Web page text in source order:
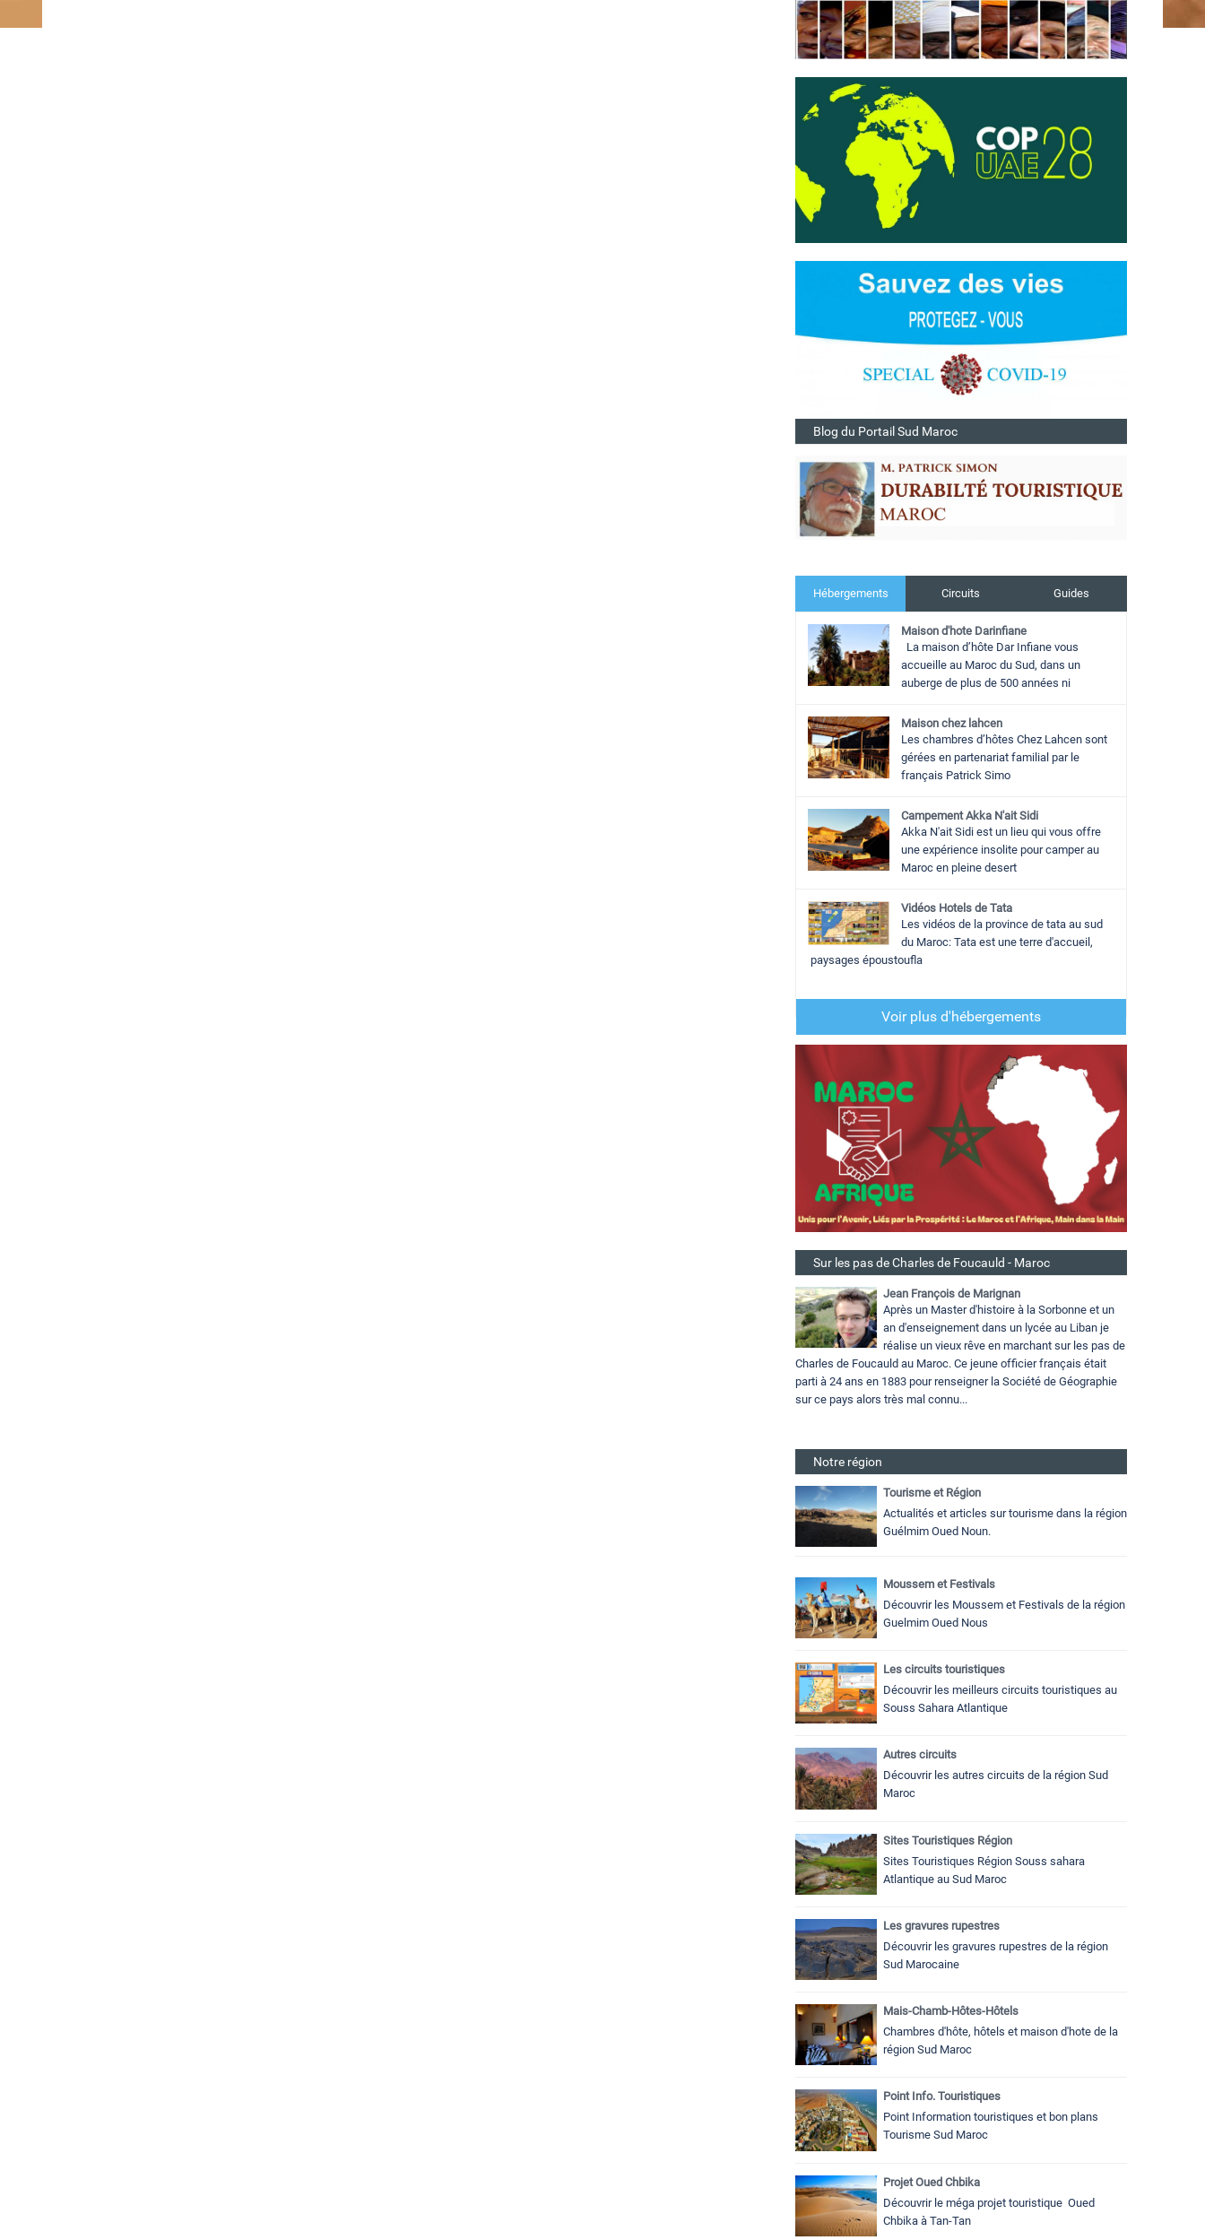
Blog du Portail Sud Maroc
Hébergements Circuits Guides
Maison d'hote Darinfiane
La maison d’hôte Dar Infiane vous
accueille au Maroc du Sud, dans un
auberge de plus de 500 années ni
Maison chez lahcen
Les chambres d’hôtes Chez Lahcen sont
gérées en partenariat familial par le
français Patrick Simo
Campement Akka N'ait Sidi
Akka N'ait Sidi est un lieu qui vous offre
une expérience insolite pour camper au
Maroc en pleine desert
Vidéos Hotels de Tata
Les vidéos de la province de tata au sud
du Maroc: Tata est une terre d'accueil,
paysages époustoufla
Voir plus d'hébergements
Sur les pas de Charles de Foucauld - Maroc
Jean François de Marignan
Après un Master d'histoire à la Sorbonne et un
an d'enseignement dans un lycée au Liban je
réalise un vieux rêve en marchant sur les pas de
Charles de Foucauld au Maroc. Ce jeune officier français était
parti à 24 ans en 1883 pour renseigner la Société de Géographie
sur ce pays alors très mal connu...
Notre région
Tourisme et Région
Actualités et articles sur tourisme dans la région
Guélmim Oued Noun.
Moussem et Festivals
Découvrir les Moussem et Festivals de la région
Guelmim Oued Nous
Les circuits touristiques
Découvrir les meilleurs circuits touristiques au
Souss Sahara Atlantique
Autres circuits
Découvrir les autres circuits de la région Sud
Maroc
Sites Touristiques Région
Sites Touristiques Région Souss sahara
Atlantique au Sud Maroc
Les gravures rupestres
Découvrir les gravures rupestres de la région
Sud Marocaine
Mais-Chamb-Hôtes-Hôtels
Chambres d'hôte, hôtels et maison d'hote de la
région Sud Maroc
Point Info. Touristiques
Point Information touristiques et bon plans
Tourisme Sud Maroc
Projet Oued Chbika
Découvrir le méga projet touristique Oued
Chbika à Tan-Tan